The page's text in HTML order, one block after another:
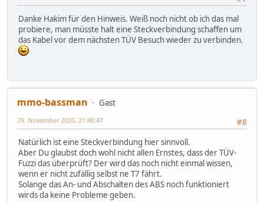
Danke Hakim für den Hinweis. Weiß noch nicht ob ich das mal
probiere, man müsste halt eine Steckverbindung schaffen um
das Kabel vor dem nächsten TÜV Besuch wieder zu verbinden.
mmo-bassman
Gast
#8
29. November 2020, 21:48:47
Natürlich ist eine Steckverbindung hier sinnvoll.
Aber Du glaubst doch wohl nicht allen Ernstes, dass der TÜV-
Fuzzi das überprüft? Der wird das noch nicht einmal wissen,
wenn er nicht zufällig selbst ne T7 fährt.
Solange das An- und Abschalten des ABS noch funktioniert
wirds da keine Probleme geben.